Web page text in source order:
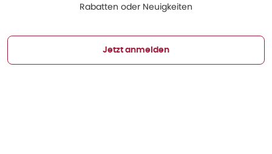
Rabatten oder Neuigkeiten
Jetzt anmelden